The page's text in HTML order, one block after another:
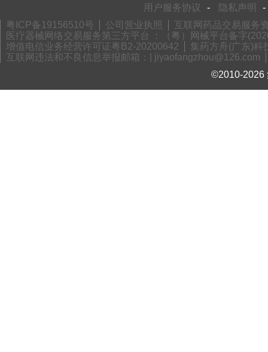
用户服务协议 - 隐私声明
-
粤ICP备19156510号
公司营业执照
互联网药品交易服务
医疗器械网络交易服务第三方平台 ：（粤）网械平台备字
增值电信业务经营许可证粤B2-20200642
集药方舟(广东)科
互联网违法和不良信息举报邮箱：| jiyaofangzhou@126.com
©2010-2026